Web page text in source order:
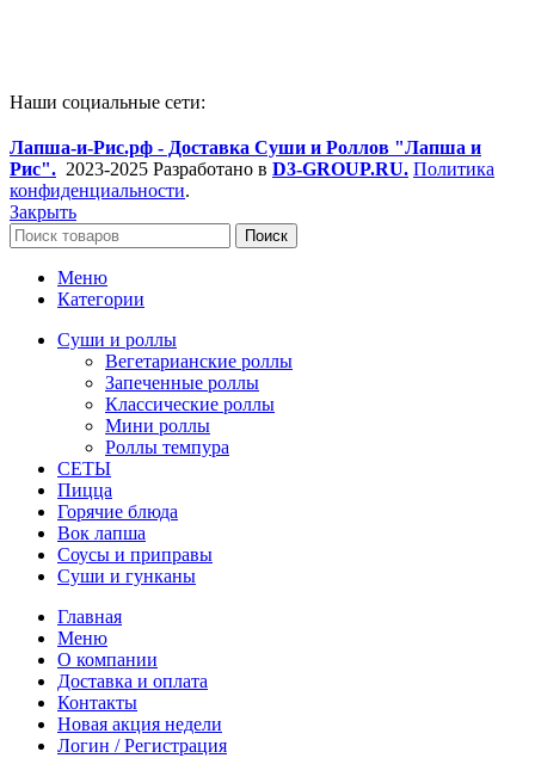
Наши социальные сети:
Лапша-и-Рис.рф - Доставка Суши и Роллов "Лапша и
Рис". 2023-2025 Разработано в D3-GROUP.RU. Политика
конфиденциальности.
Закрыть
Поиск
Меню
Категории
Суши и роллы
Вегетарианские роллы
Запеченные роллы
Классические роллы
Мини роллы
Роллы темпура
СЕТЫ
Пицца
Горячие блюда
Вок лапша
Соусы и приправы
Суши и гунканы
Главная
Меню
О компании
Доставка и оплата
Контакты
Новая акция недели
Логин / Регистрация